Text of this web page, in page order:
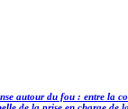
autour du fou : entre la